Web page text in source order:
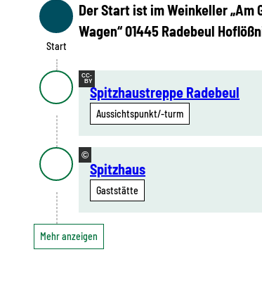
Start
Start
Der Start ist im Weinkeller „Am
Wagen“ 01445 Radebeul
CC-
BY
Spitzhaustreppe Radebeul
Aussichtspunkt/-turm
©
Spitzhaus
Gaststätte
Mehr anzeigen